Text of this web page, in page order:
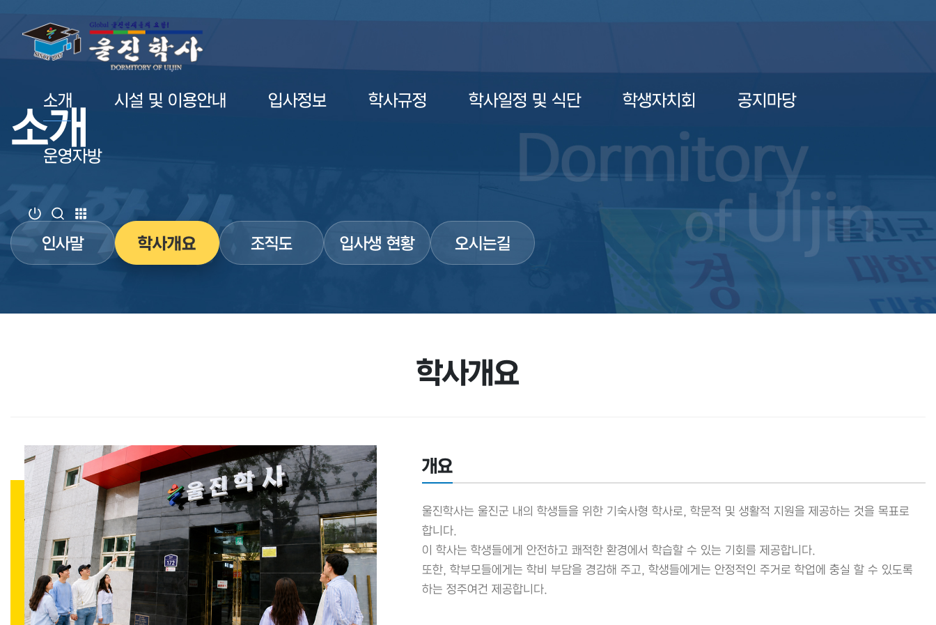
소개 시설 및 이용안내 입사정보 학사규정 학사일정 및 식단 학생자치회 공지마당
운영자방
소개
인사말 학사개요 조직도 입사생 현황 오시는길
학사개요
개요
울진학사는 울진군 내의 학생들을 위한 기숙사형 학사로, 학문적 및 생활적 지원을 제공하는 것을 목표로
합니다.
이 학사는 학생들에게 안전하고 쾌적한 환경에서 학습할 수 있는 기회를 제공합니다.
또한, 학부모들에게는 학비 부담을 경감해 주고, 학생들에게는 안정적인 주거로 학업에 충실 할 수 있도록
하는 정주여건 제공합니다.